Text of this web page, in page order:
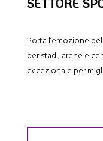
Porta l’emozione
per stadi, arene e
eccezionale per